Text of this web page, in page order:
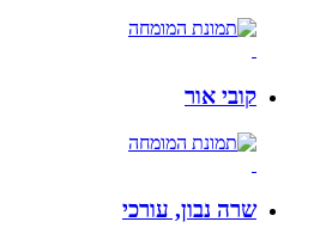
קובי אור
שרה נבון, עורכי